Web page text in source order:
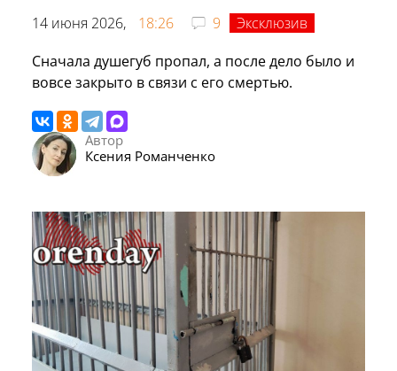
14 июня 2026, 18:26 9
Эксклюзив
Сначала душегуб пропал, а после дело было и
вовсе закрыто в связи с его смертью.
Автор
Ксения Романченко